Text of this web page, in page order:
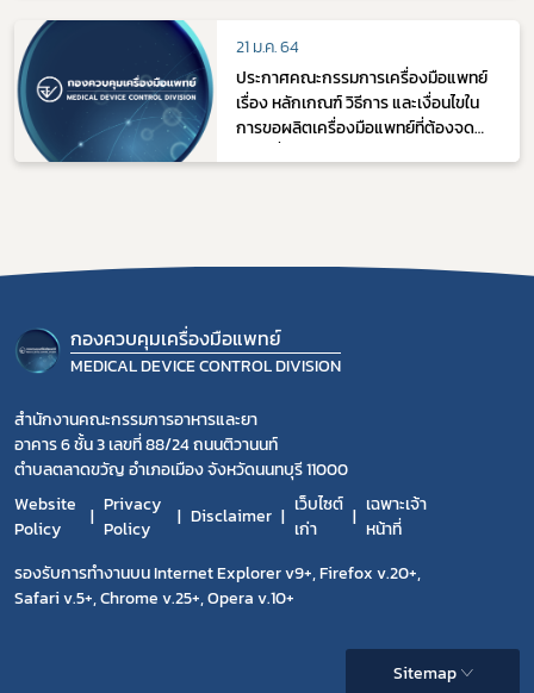
21 ม.ค. 64
ประกาศคณะกรรมการเครื่องมือแพทย์
เรื่อง หลักเกณฑ์ วิธีการ และเงื่อนไขใน
การขอผลิตเครื่องมือแพทย์ที่ต้องจด
กองควบคุมเครื่องมือแพทย์
MEDICAL DEVICE CONTROL DIVISION
สำนักงานคณะกรรมการอาหารและยา
อาคาร 6 ชั้น 3 เลขที่ 88/24 ถนนติวานนท์
ตำบลตลาดขวัญ อำเภอเมือง จังหวัดนนทบุรี 11000
Website
Policy
Privacy
Policy
Disclaimer
เว็บไซต์
เก่า
เฉพาะเจ้า
หน้าที่
รองรับการทำงานบน Internet Explorer v9+, Firefox v.20+,
Safari v.5+, Chrome v.25+, Opera v.10+
Sitemap